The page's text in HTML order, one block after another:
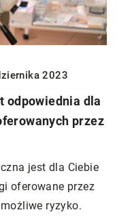
2023
odpowiednia dla
przez
jest dla Ciebie
oferowane przez
ryzyko.